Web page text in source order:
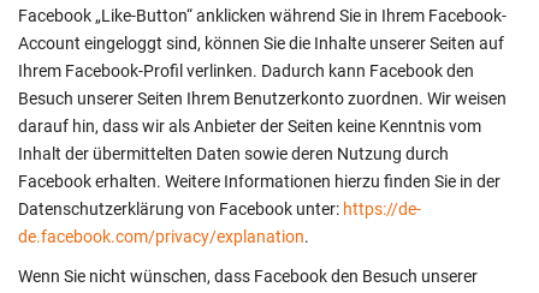
Facebook „Like-Button“ anklicken während Sie in Ihrem Facebook-
Account eingeloggt sind, können Sie die Inhalte unserer Seiten auf
Ihrem Facebook-Profil verlinken. Dadurch kann Facebook den
Besuch unserer Seiten Ihrem Benutzerkonto zuordnen. Wir weisen
darauf hin, dass wir als Anbieter der Seiten keine Kenntnis vom
Inhalt der übermittelten Daten sowie deren Nutzung durch
Facebook erhalten. Weitere Informationen hierzu finden Sie in der
Datenschutzerklärung von Facebook unter: https://de-
de.facebook.com/privacy/explanation.
Wenn Sie nicht wünschen, dass Facebook den Besuch unserer